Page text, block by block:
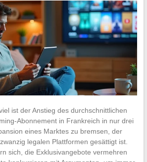
ist der Anstieg des durchschnittlichen
Abonnement in Frankreich in nur drei
eines Marktes zu bremsen, der
legalen Plattformen gesättigt ist.
sich, die Exklusivangebote vermehren